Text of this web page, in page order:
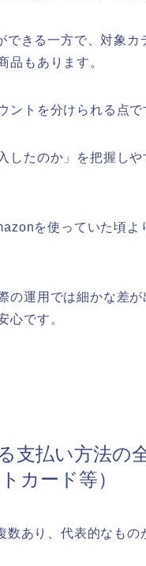
きる一方で、対象カ
品もあります。
ントを分けられる点で
したのか」を把握し
を使っていた頃よ
の運用では細かな差
心です。
支払い方法の
カード等）
あり、代表的なもの